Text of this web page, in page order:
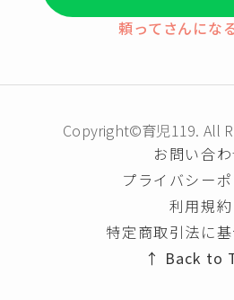
頼ってさんにな
Copyright©育児119. All
お問い合
プライバシー
利用規約
特定商取引法に基
Back to